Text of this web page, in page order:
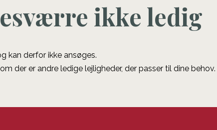
ikke ledig
kan derfor ikke ansøges.
der er andre ledige lejligheder, der passer til dine behov.